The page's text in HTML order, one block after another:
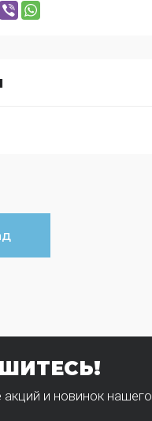
акций и новинок нашего